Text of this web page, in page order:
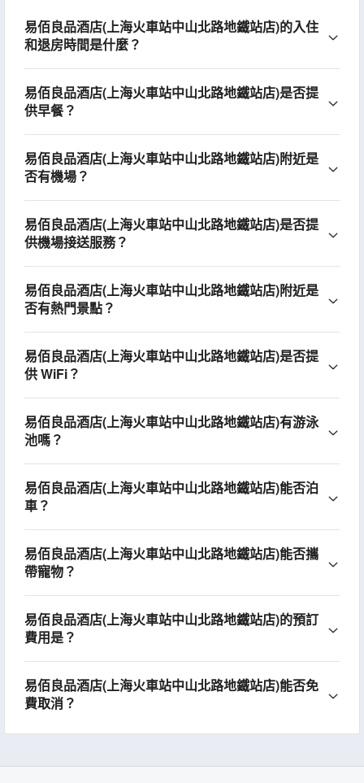
易佰良品酒店(上海火車站中山北路地鐵站店)的入住
和退房時間是什麼？
易佰良品酒店(上海火車站中山北路地鐵站店)是否提
供早餐？
易佰良品酒店(上海火車站中山北路地鐵站店)附近是
否有機場？
易佰良品酒店(上海火車站中山北路地鐵站店)是否提
供機場接送服務？
易佰良品酒店(上海火車站中山北路地鐵站店)附近是
否有熱門景點？
易佰良品酒店(上海火車站中山北路地鐵站店)是否提
供 WiFi？
易佰良品酒店(上海火車站中山北路地鐵站店)有游泳
池嗎？
易佰良品酒店(上海火車站中山北路地鐵站店)能否泊
車？
易佰良品酒店(上海火車站中山北路地鐵站店)能否攜
帶寵物？
易佰良品酒店(上海火車站中山北路地鐵站店)的預訂
費用是？
易佰良品酒店(上海火車站中山北路地鐵站店)能否免
費取消？